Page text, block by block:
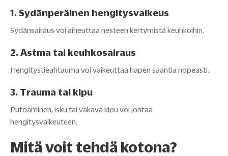
1. Sydänperäinen hengitysvaikeus
Sydänsairaus voi aiheuttaa nesteen kertymistä keuhkoihin.
2. Astma tai keuhkosairaus
Hengitystieahtauma voi vaikeuttaa hapen saantia nopeasti.
3. Trauma tai kipu
Putoaminen, isku tai vakava kipu voi johtaa
hengitysvaikeuteen.
Mitä voit tehdä kotona?